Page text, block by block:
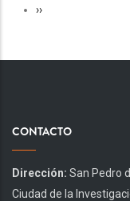
Siguiente
››
CONTACTO
Dirección: San Pedro
Ciudad de la